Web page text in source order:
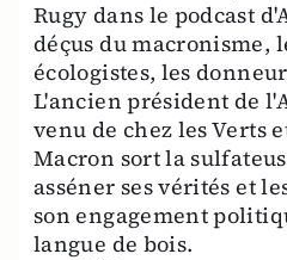
Rugy dans le podcast
déçus du macronisme,
écologistes, les
L'ancien président de
venu de chez les Verts
Macron sort la
asséner ses vérités et
son engagement
langue de bois.